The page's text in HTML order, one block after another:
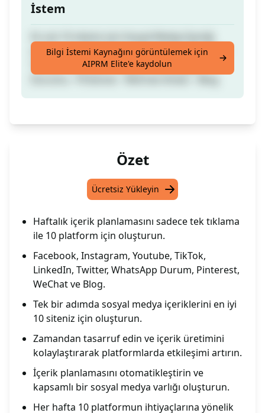
İstem
oluşturun - Facebook - Instagram - Youtube -
TikTok - LinkedIn - Twitter - WhatsApp
Bilgi İstemi Kaynağını görüntülemek için
AIPRM Elite'e kaydolun
Özet
Ücretsiz Yükleyin
Haftalık içerik planlamasını sadece tek tıklama
ile 10 platform için oluşturun.
Facebook, Instagram, Youtube, TikTok,
LinkedIn, Twitter, WhatsApp Durum, Pinterest,
WeChat ve Blog.
Tek bir adımda sosyal medya içeriklerini en iyi
10 siteniz için oluşturun.
Zamandan tasarruf edin ve içerik üretimini
kolaylaştırarak platformlarda etkileşimi artırın.
İçerik planlamasını otomatikleştirin ve
kapsamlı bir sosyal medya varlığı oluşturun.
Her hafta 10 platformun ihtiyaçlarına yönelik